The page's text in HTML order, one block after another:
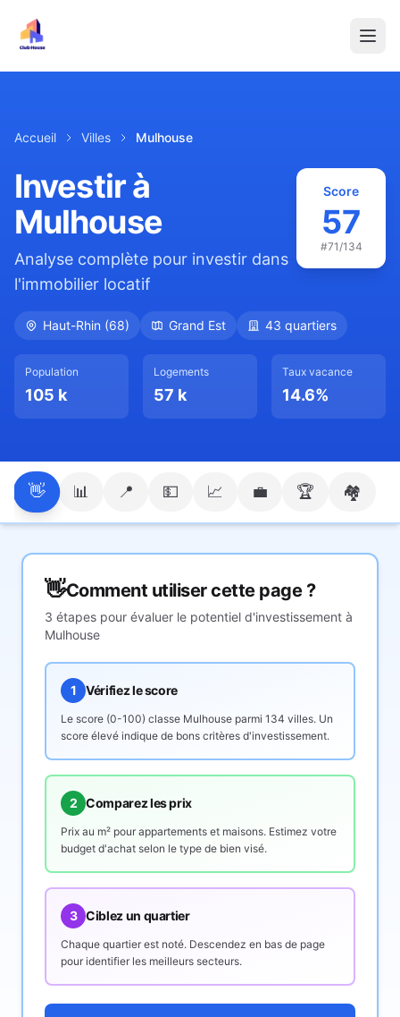
Accueil Villes Mulhouse
Investir à
Mulhouse
Analyse complète pour investir dans
l'immobilier locatif
Score
57
#71/134
Haut-Rhin (68) Grand Est 43 quartiers
Population
105 k
Logements
57 k
Taux vacance
14.6%
👋 📊 📍 💵 📈 💼 🏆 🏘️
👋Comment utiliser cette page ?
3 étapes pour évaluer le potentiel d'investissement à
Mulhouse
1 Vérifiez le score
Le score (0-100) classe Mulhouse parmi 134 villes. Un
score élevé indique de bons critères d'investissement.
2 Comparez les prix
Prix au m² pour appartements et maisons. Estimez votre
budget d'achat selon le type de bien visé.
3 Ciblez un quartier
Chaque quartier est noté. Descendez en bas de page
pour identifier les meilleurs secteurs.